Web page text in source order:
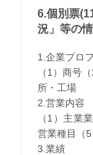
6.個別票
況」等の
1.企業プロ
（1）商号
所・工場
2.営業内容
（1）主業
営業種目（
3.業績